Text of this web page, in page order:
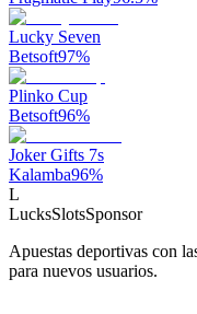
Lucky Seven
Betsoft97%
Plinko Cup
Betsoft96%
Joker Gifts 7s
Kalamba96%
L
LucksSlotsSponsor
Apuestas deportivas con
para nuevos usuarios.